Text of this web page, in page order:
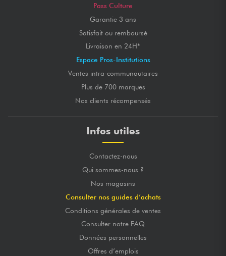
Pass Culture
Garantie 3 ans
Satisfait ou remboursé
Livraison en 24H*
Espace Pros-Institutions
Ventes intra-communautaires
Plus de 700 marques
Nos clients récompensés
Infos utiles
Contactez-nous
Qui sommes-nous ?
Nos magasins
Consulter nos guides d’achats
Conditions générales de ventes
Consulter notre FAQ
Données personnelles
Offres d’emplois